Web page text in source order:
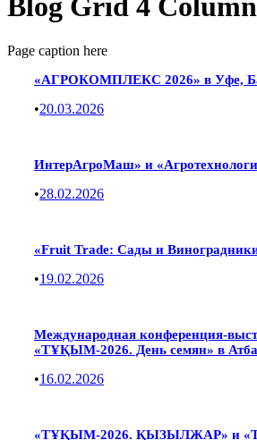
Blog Grid 4
Page caption here
«АГРОКОМПЛЕКС 2026» в Уфе,
•20.03.2026
ИнтерАгроМаш» и
•28.02.2026
«Fruit Trade: Сады и
•19.02.2026
Международная конференция-
«ТҰҚЫМ-2026. День семян» в
•16.02.2026
«ТҰҚЫМ-2026. ҚЫЗЫЛЖАР» и